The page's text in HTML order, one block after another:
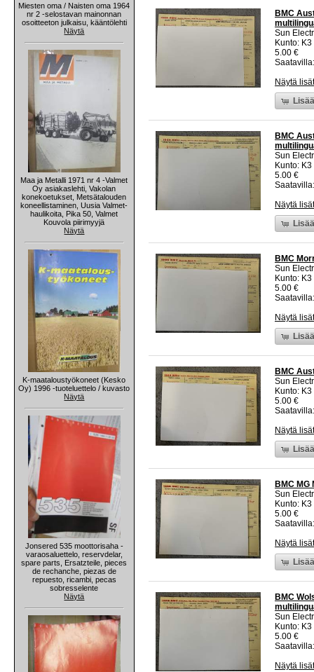
Miesten oma / Naisten oma 1964
nr 2 -selostavan mainonnan
osoitteeton julkaisu, kääntölehti
Näytä
Maa ja Metalli 1971 nr 4 -Valmet
Oy asiakaslehti, Vakolan
konekoetukset, Metsätalouden
koneellistaminen, Uusia Valmet-
haulikoita, Pika 50, Valmet
Kouvola piirimyyjä
Näytä
K-maataloustyökoneet (Kesko
Oy) 1996 -tuoteluettelo / kuvasto
Näytä
Jonsered 535 moottorisaha -
varaosaluettelo, reservdelar,
spare parts, Ersatzteile, pieces
de rechanche, piezas de
repuesto, ricambi, pecas
sobresselente
Näytä
BMC
Sun
Kunto:
5.00 €
Näytä
BMC
Sun
Kunto:
5.00 €
Näytä
BMC
Sun
Kunto:
5.00 €
Näytä
BMC
Sun
Kunto:
5.00 €
Näytä
BMC
Sun
Kunto:
5.00 €
Näytä
BMC
Sun
Kunto:
5.00 €
Näytä